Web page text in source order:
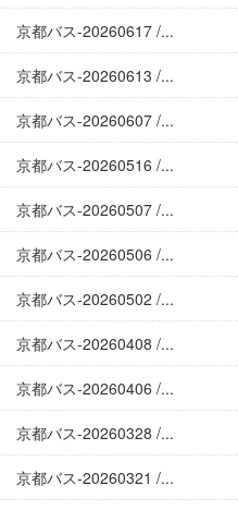
京都バス-20260617 /...
京都バス-20260613 /...
京都バス-20260607 /...
京都バス-20260516 /...
京都バス-20260507 /...
京都バス-20260506 /...
京都バス-20260502 /...
京都バス-20260408 /...
京都バス-20260406 /...
京都バス-20260328 /...
京都バス-20260321 /...